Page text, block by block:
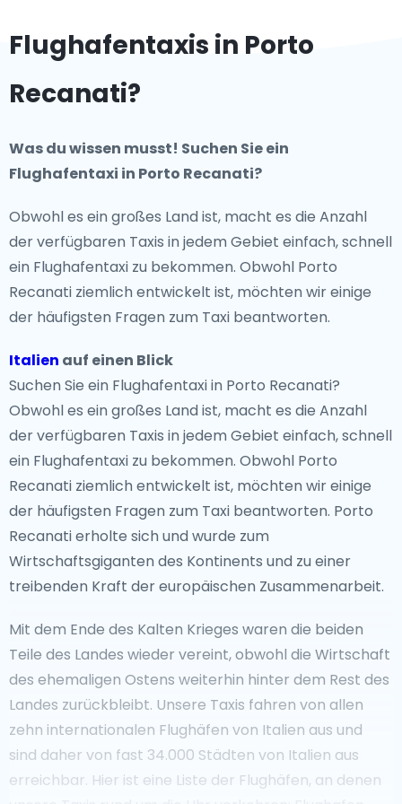
Flughafentaxis in Porto
Recanati?
Was du wissen musst! Suchen Sie ein
Flughafentaxi in Porto Recanati?
Obwohl es ein großes Land ist, macht es die Anzahl
der verfügbaren Taxis in jedem Gebiet einfach, schnell
ein Flughafentaxi zu bekommen. Obwohl Porto
Recanati ziemlich entwickelt ist, möchten wir einige
der häufigsten Fragen zum Taxi beantworten.
Italien auf einen Blick
Suchen Sie ein Flughafentaxi in Porto Recanati?
Obwohl es ein großes Land ist, macht es die Anzahl
der verfügbaren Taxis in jedem Gebiet einfach, schnell
ein Flughafentaxi zu bekommen. Obwohl Porto
Recanati ziemlich entwickelt ist, möchten wir einige
der häufigsten Fragen zum Taxi beantworten. Porto
Recanati erholte sich und wurde zum
Wirtschaftsgiganten des Kontinents und zu einer
treibenden Kraft der europäischen Zusammenarbeit.
Mit dem Ende des Kalten Krieges waren die beiden
Teile des Landes wieder vereint, obwohl die Wirtschaft
des ehemaligen Ostens weiterhin hinter dem Rest des
Landes zurückbleibt. Unsere Taxis fahren von allen
zehn internationalen Flughäfen von Italien aus und
sind daher von fast 34.000 Städten von Italien aus
erreichbar. Hier ist eine Liste der Flughäfen, an denen